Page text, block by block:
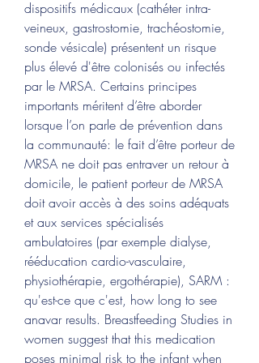
dispositifs médicaux (cathéter intra-
veineux, gastrostomie, trachéostomie,
sonde vésicale) présentent un risque
plus élevé d'être colonisés ou infectés
par le MRSA. Certains principes
importants méritent d’être aborder
lorsque l’on parle de prévention dans
la communauté: le fait d’être porteur de
MRSA ne doit pas entraver un retour à
domicile, le patient porteur de MRSA
doit avoir accès à des soins adéquats
et aux services spécialisés
ambulatoires (par exemple dialyse,
rééducation cardio-vasculaire,
physiothérapie, ergothérapie), SARM :
qu'est-ce que c'est, how long to see
anavar results. Breastfeeding Studies in
women suggest that this medication
poses minimal risk to the infant when